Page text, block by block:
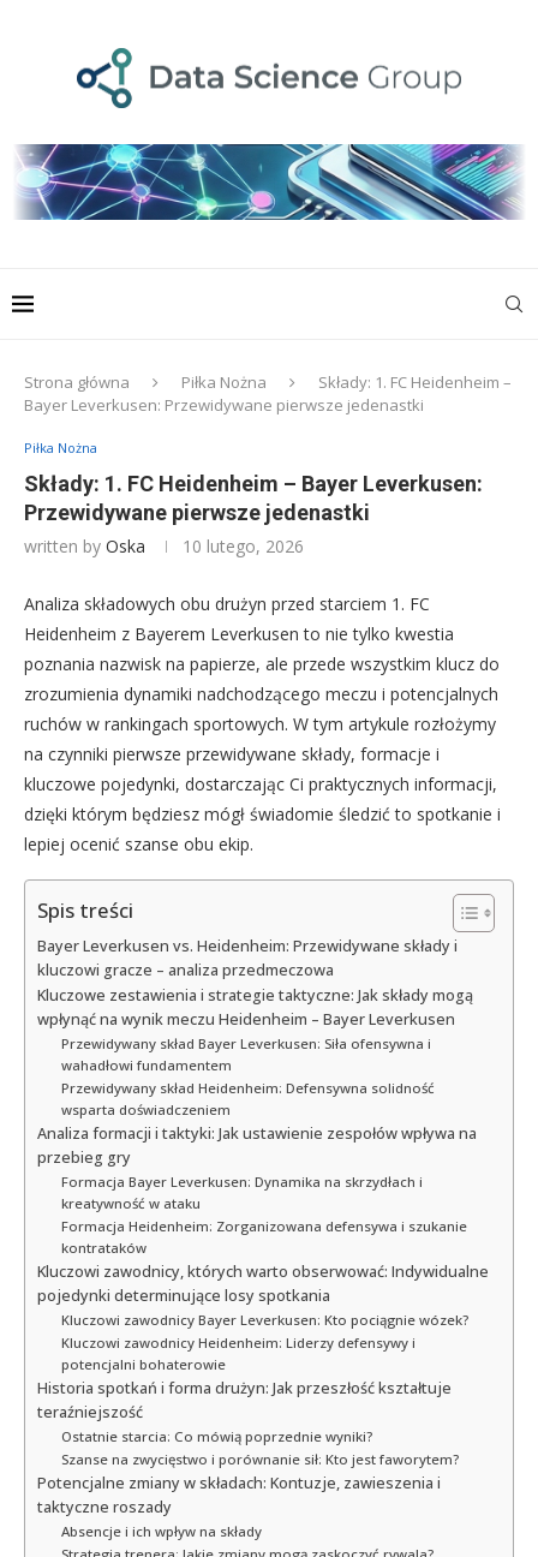
Strona główna Piłka Nożna
Składy: 1. FC Heidenheim –
Bayer Leverkusen: Przewidywane pierwsze jedenastki
Piłka Nożna
Składy: 1. FC Heidenheim – Bayer Leverkusen:
Przewidywane pierwsze jedenastki
written by Oska 10 lutego, 2026
Analiza składowych obu drużyn przed starciem 1. FC
Heidenheim z Bayerem Leverkusen to nie tylko kwestia
poznania nazwisk na papierze, ale przede wszystkim klucz do
zrozumienia dynamiki nadchodzącego meczu i potencjalnych
ruchów w rankingach sportowych. W tym artykule rozłożymy
na czynniki pierwsze przewidywane składy, formacje i
kluczowe pojedynki, dostarczając Ci praktycznych informacji,
dzięki którym będziesz mógł świadomie śledzić to spotkanie i
lepiej ocenić szanse obu ekip.
Spis treści
Bayer Leverkusen vs. Heidenheim: Przewidywane składy i
kluczowi gracze – analiza przedmeczowa
Kluczowe zestawienia i strategie taktyczne: Jak składy mogą
wpłynąć na wynik meczu Heidenheim – Bayer Leverkusen
Przewidywany skład Bayer Leverkusen: Siła ofensywna i
wahadłowi fundamentem
Przewidywany skład Heidenheim: Defensywna solidność
wsparta doświadczeniem
Analiza formacji i taktyki: Jak ustawienie zespołów wpływa na
przebieg gry
Formacja Bayer Leverkusen: Dynamika na skrzydłach i
kreatywność w ataku
Formacja Heidenheim: Zorganizowana defensywa i szukanie
kontrataków
Kluczowi zawodnicy, których warto obserwować: Indywidualne
pojedynki determinujące losy spotkania
Kluczowi zawodnicy Bayer Leverkusen: Kto pociągnie wózek?
Kluczowi zawodnicy Heidenheim: Liderzy defensywy i
potencjalni bohaterowie
Historia spotkań i forma drużyn: Jak przeszłość kształtuje
teraźniejszość
Ostatnie starcia: Co mówią poprzednie wyniki?
Szanse na zwycięstwo i porównanie sił: Kto jest faworytem?
Potencjalne zmiany w składach: Kontuzje, zawieszenia i
taktyczne roszady
Absencje i ich wpływ na składy